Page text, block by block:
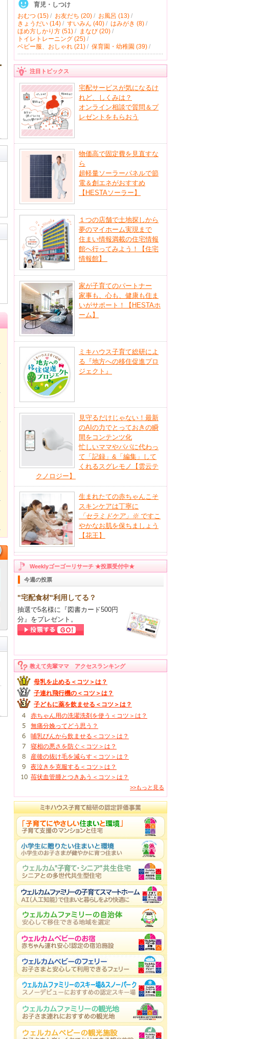
育児・しつけ
おむつ (15)/ お友だち (20)/ お風呂 (13)/
きょうだい (14)/ すいみん (40)/ はみがき (8)/
ほめ方しかり方 (51)/ まなび (20)/
トイレトレーニング (25)/
ベビー服、おしゃれ (21)/ 保育園・幼稚園 (39)/
注目トピックス
宅配サービスが気になるけ
れど、しくみは？
オンライン相談で質問＆プ
レゼントをもらおう
物価高で固定費を見直すな
ら
超軽量ソーラーパネルで節
電＆創エネがおすすめ
【HESTAソーラー】
１つの店舗で土地探しから
夢のマイホーム実現まで
住まい情報満載の住宅情報
館へ行ってみよう！【住宅
情報館】
家が子育てのパートナー
家事も、心も、健康も住ま
いがサポート！【HESTAホ
ーム】
ミキハウス子育て総研によ
る『地方への移住促進プロ
ジェクト』
見守るだけじゃない！最新
のAIの力でとっておきの瞬
間をコンテンツ化
忙しいママやパパに代わっ
て「記録」&「編集」して
くれるスグレモノ【雲云テ
クノロジー】
生まれたての赤ちゃんこそ
スキンケアは丁寧に
「セラミドケア」 ※ ですこ
やかなお肌を保ちましょう
【花王】
Weeklyゴーゴーリサーチ ★投票受付中★
今週の投票
"宅配食材"利用してる？
抽選で5名様に『図書カード500円
分』をプレゼント。
教えて先輩ママ アクセスランキング
母乳を止める＜コツ＞は？
子連れ飛行機の＜コツ＞は？
子どもに薬を飲ませる＜コツ＞は？
赤ちゃん用の洗濯洗剤を使う＜コツ＞は？
無痛分娩ってどう思う？
哺乳びんから飲ませる＜コツ＞は？
寝相の悪さを防ぐ＜コツ＞は？
産後の抜け毛を減らす＜コツ＞は？
夜泣きを克服する＜コツ＞は？
苺状血管腫とつきあう＜コツ＞は？
>>もっと見る